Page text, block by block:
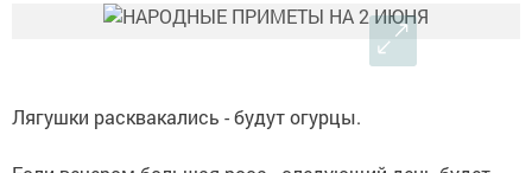
Лягушки расквакались - будут огурцы.